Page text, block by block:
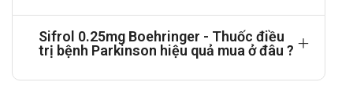
Liều dùng cho từng bệnh nhân nên ở trong
khoảng từ 0,375mg dạng muối đến tối đa là
4,5mg dạng muối mỗi ngày. Trong quá trình tăng
Sifrol 0.25mg Boehringer - Thuốc điều
trị bệnh Parkinson hiệu quả mua ở đâu ?